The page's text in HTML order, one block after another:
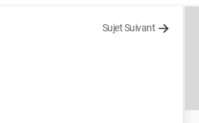
Sujet Suivant